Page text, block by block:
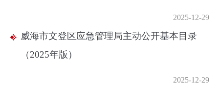
2025-12-29
威海市文登区应急管理局主动公开基本目录
（2025年版）
2025-12-29